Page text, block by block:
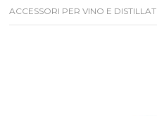
ACCESSORI PER VINO E DISTILLATI